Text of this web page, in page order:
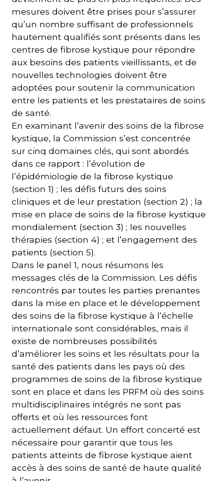
mesures doivent être prises pour s’assurer
qu’un nombre suffisant de professionnels
hautement qualifiés sont présents dans les
centres de fibrose kystique pour répondre
aux besoins des patients vieillissants, et de
nouvelles technologies doivent être
adoptées pour soutenir la communication
entre les patients et les prestataires de soins
de santé.
En examinant l’avenir des soins de la fibrose
kystique, la Commission s’est concentrée
sur cinq domaines clés, qui sont abordés
dans ce rapport : l’évolution de
l’épidémiologie de la fibrose kystique
(section 1) ; les défis futurs des soins
cliniques et de leur prestation (section 2) ; la
mise en place de soins de la fibrose kystique
mondialement (section 3) ; les nouvelles
thérapies (section 4) ; et l’engagement des
patients (section 5).
Dans le panel 1, nous résumons les
messages clés de la Commission. Les défis
rencontrés par toutes les parties prenantes
dans la mise en place et le développement
des soins de la fibrose kystique à l’échelle
internationale sont considérables, mais il
existe de nombreuses possibilités
d’améliorer les soins et les résultats pour la
santé des patients dans les pays où des
programmes de soins de la fibrose kystique
sont en place et dans les PRFM où des soins
multidisciplinaires intégrés ne sont pas
offerts et où les ressources font
actuellement défaut. Un effort concerté est
nécessaire pour garantir que tous les
patients atteints de fibrose kystique aient
accès à des soins de santé de haute qualité